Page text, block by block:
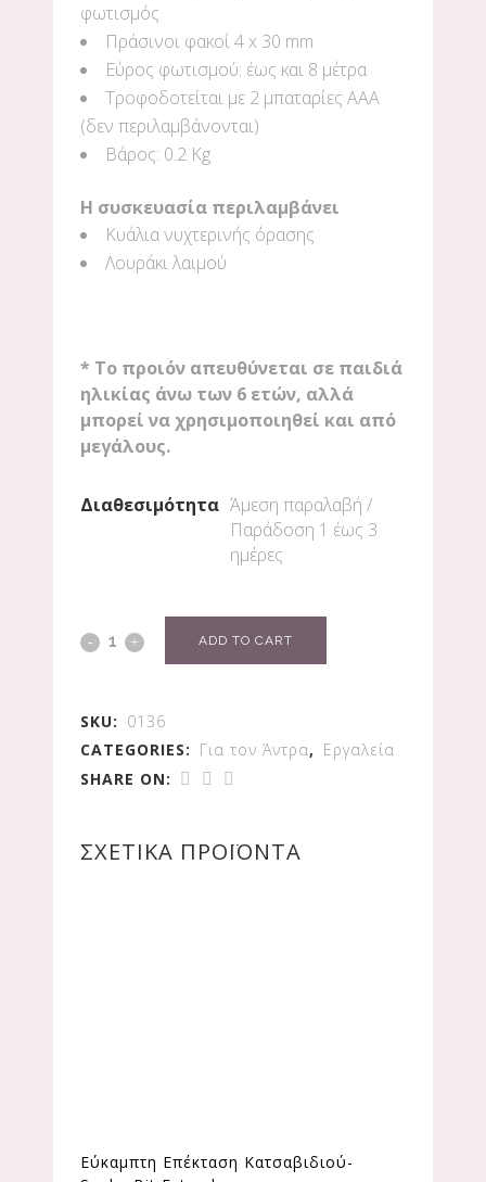
φωτισμός
Πράσινοι φακοί 4 x 30 mm
Εύρος φωτισμού: έως και 8 μέτρα
Τροφοδοτείται με 2 μπαταρίες ΑΑΑ
(δεν περιλαμβάνονται)
Βάρος: 0.2 Kg
Η συσκευασία περιλαμβάνει
Κυάλια νυχτερινής όρασης
Λουράκι λαιμού
* Το προιόν απευθύνεται σε παιδιά
ηλικίας άνω των 6 ετών, αλλά
μπορεί να χρησιμοποιηθεί και από
μεγάλους.
Διαθεσιμότητα Άμεση παραλαβή /
Παράδoση 1 έως 3
ημέρες
ADD TO CART
SKU: 0136
CATEGORIES: Για τον Άντρα, Εργαλεία
SHARE ON:
ΣΧΕΤΙΚΆ ΠΡΟΪΌΝΤΑ
Εύκαμπτη Επέκταση Κατσαβιδιού-